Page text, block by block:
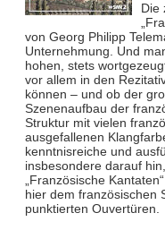
Die
von Georg Philipp
Unternehmung. Und
hohen, stets
vor allem in den
können – und ob der
Szenenaufbau der
Struktur mit vielen
ausgefallenen
kenntnisreiche und
insbesondere darauf
„Französische
hier dem französischen
punktierten Ouvertüren.